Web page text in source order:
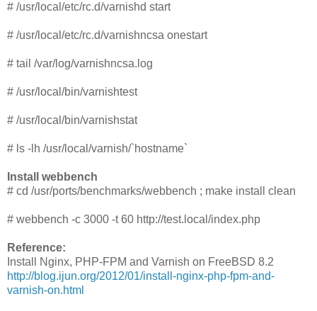
# /usr/local/etc/rc.d/varnishd start
# /usr/local/etc/rc.d/varnishncsa onestart
# tail /var/log/varnishncsa.log
# /usr/local/bin/varnishtest
# /usr/local/bin/varnishstat
# ls -lh /usr/local/varnish/`hostname`
Install webbench
# cd /usr/ports/benchmarks/webbench ; make install clean
# webbench -c 3000 -t 60 http://test.local/index.php
Reference:
Install Nginx, PHP-FPM and Varnish on FreeBSD 8.2
http://blog.ijun.org/2012/01/install-nginx-php-fpm-and-
varnish-on.html